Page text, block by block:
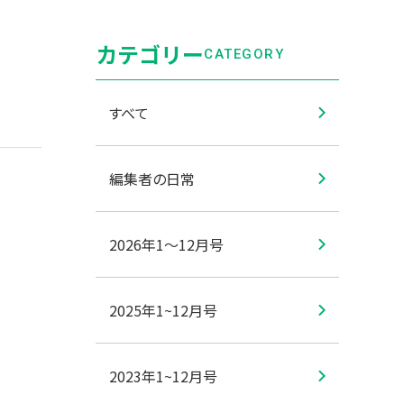
カテゴリーCATEGORY
すべて
編集者の日常
2026年1〜12月号
2025年1~12月号
2023年1~12月号